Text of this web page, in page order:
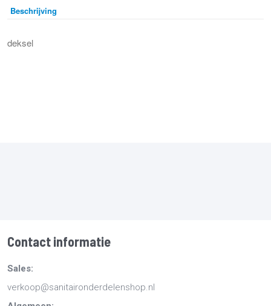
Beschrijving
deksel
Contact informatie
Sales:
verkoop@sanitaironderdelenshop.nl